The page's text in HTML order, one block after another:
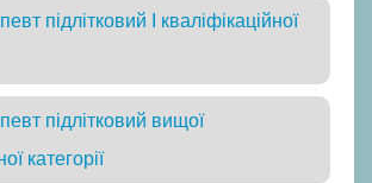
підлітковий I кваліфікаційної
підлітковий вищої
категорії